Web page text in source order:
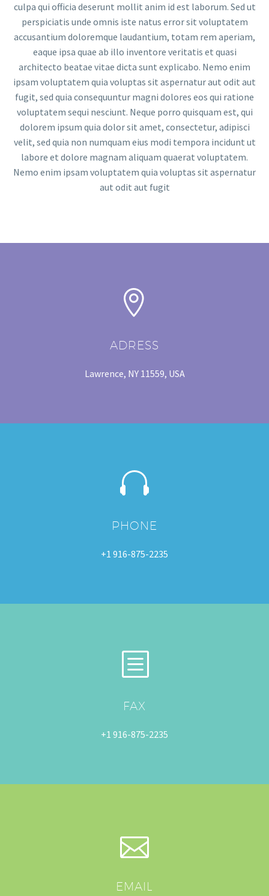
culpa qui officia deserunt mollit anim id est laborum. Sed ut
perspiciatis unde omnis iste natus error sit voluptatem
accusantium doloremque laudantium, totam rem aperiam,
eaque ipsa quae ab illo inventore veritatis et quasi
architecto beatae vitae dicta sunt explicabo. Nemo enim
ipsam voluptatem quia voluptas sit aspernatur aut odit aut
fugit, sed quia consequuntur magni dolores eos qui ratione
voluptatem sequi nesciunt. Neque porro quisquam est, qui
dolorem ipsum quia dolor sit amet, consectetur, adipisci
velit, sed quia non numquam eius modi tempora incidunt ut
labore et dolore magnam aliquam quaerat voluptatem.
Nemo enim ipsam voluptatem quia voluptas sit aspernatur
aut odit aut fugit
ADRESS
Lawrence, NY 11559, USA
PHONE
+1 916-875-2235
FAX
+1 916-875-2235
EMAIL